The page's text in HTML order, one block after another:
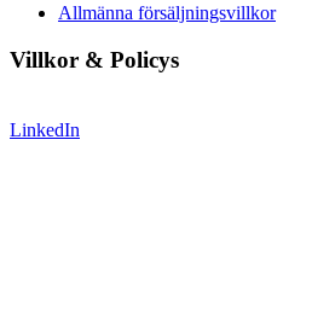
Allmänna försäljningsvillkor
Villkor & Policys
LinkedIn